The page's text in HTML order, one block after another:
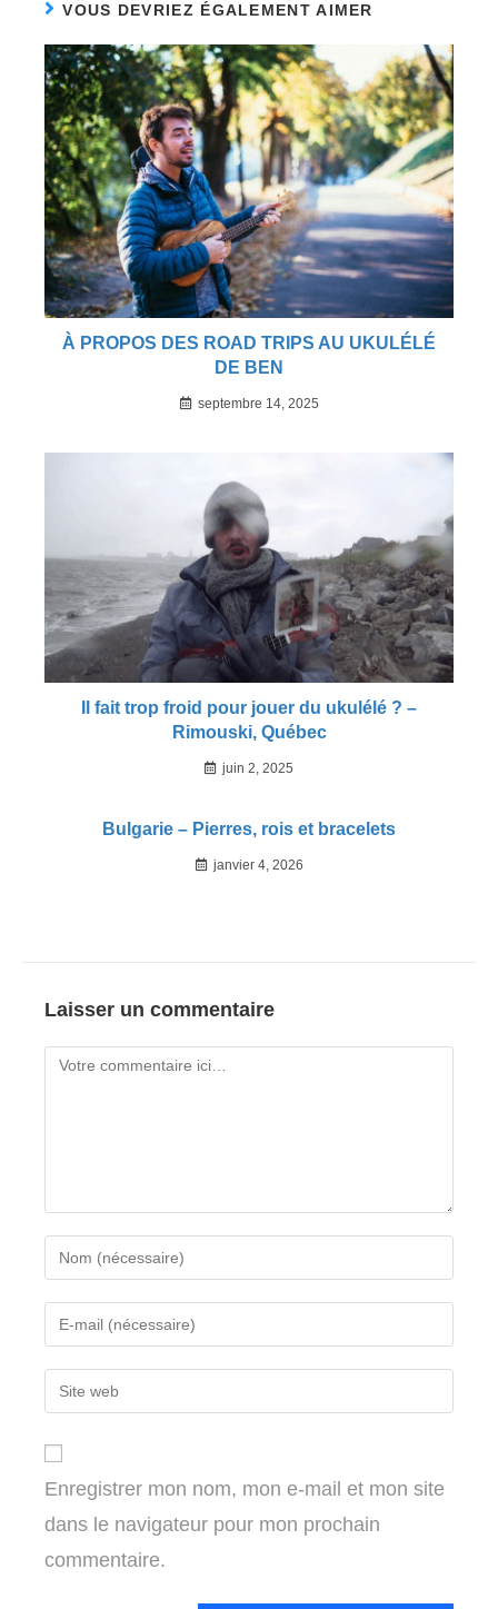
VOUS DEVRIEZ ÉGALEMENT AIMER
À PROPOS DES ROAD TRIPS AU UKULÉLÉ
DE BEN
septembre 14, 2025
Il fait trop froid pour jouer du ukulélé ? –
Rimouski, Québec
juin 2, 2025
Bulgarie – Pierres, rois et bracelets
janvier 4, 2026
Laisser un commentaire
Comment
your
name
comment
your
email
address
your
URL
(optional)
Enregistrer mon nom, mon e-mail et mon site
dans le navigateur pour mon prochain
commentaire.